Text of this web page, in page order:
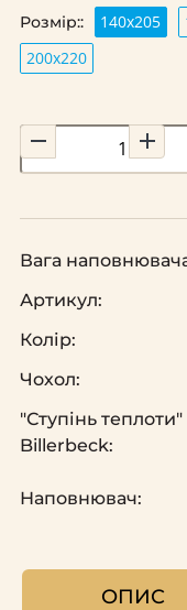
Розмір:: 140х205
200х220
Вага
Артикул:
Колір:
Чохол:
"Ступінь теплоти"
Billerbeck:
Наповнювач:
ОПИС